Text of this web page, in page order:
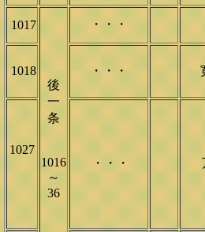
1017
後
一
条
1016
～
36
・・・
1018 ・・・
1027
・・・